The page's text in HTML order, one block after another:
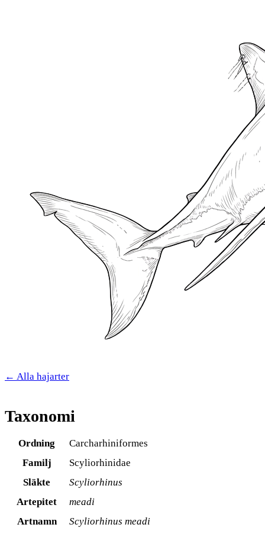
← Alla hajarter
Taxonomi
Ordning
Carcharhiniformes
Familj
Scyliorhinidae
Släkte
Scyliorhinus
Artepitet
meadi
Artnamn
Scyliorhinus meadi